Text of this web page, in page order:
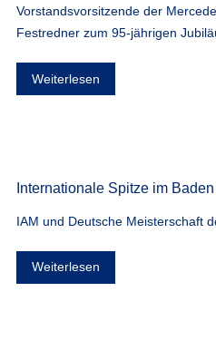
Vorstandsvorsitzende der
Festredner zum 95-jährigen
Weiterlesen
Internationale Spitze im
IAM und Deutsche Meisterschaft
Weiterlesen